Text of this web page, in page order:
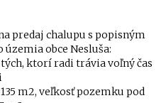
predaj chalupu s popisným
obce Nesluša:
ktorí radi trávia voľný čas
m2, veľkosť pozemku pod